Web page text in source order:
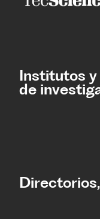
Institutos
de